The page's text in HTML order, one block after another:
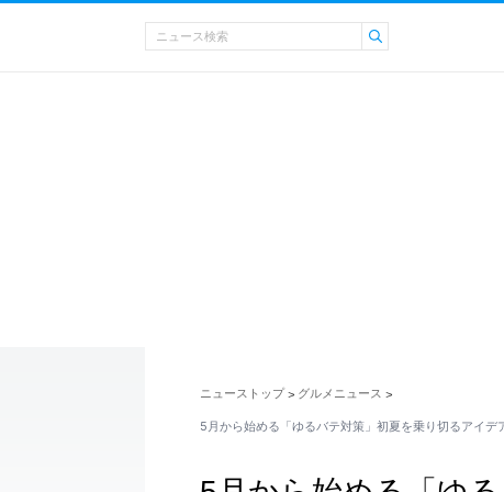
ニューストップ > グルメニュース >
5月から始める「ゆるバテ対策」初夏を乗り切るアイデ